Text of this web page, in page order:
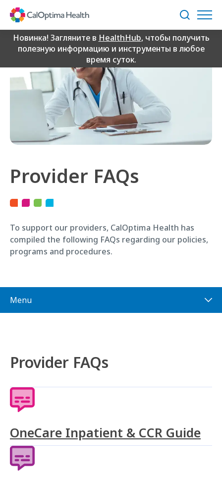
Content
Поиск
Новинка! Загляните в HealthHub, чтобы получить
полезную информацию и инструменты в любое
время суток.
Provider FAQs
To support our providers, CalOptima Health has
compiled the following FAQs regarding our policies,
programs and procedures.
Menu
Provider FAQs
OneCare Inpatient & CCR Guide